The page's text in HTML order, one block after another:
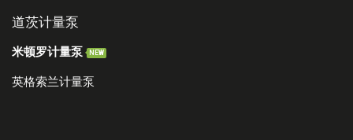
道茨计量泵
米顿罗计量泵 NEW
英格索兰计量泵